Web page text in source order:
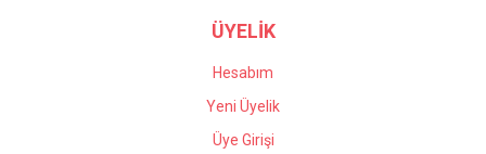
ÜYELİK
Hesabım
Yeni Üyelik
Üye Girişi